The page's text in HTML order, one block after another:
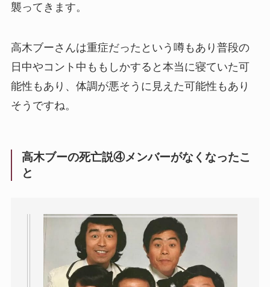
襲ってきます。
高木ブーさんは重症だったという噂もあり普段の
日中やコント中ももしかすると本当に寝ていた可
能性もあり、体調が悪そうに見えた可能性もあり
そうですね。
高木ブーの死亡説④メンバーがなくなったこ
と